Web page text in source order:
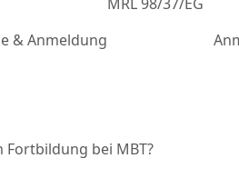
& Anmeldung
Fortbildung bei MBT?